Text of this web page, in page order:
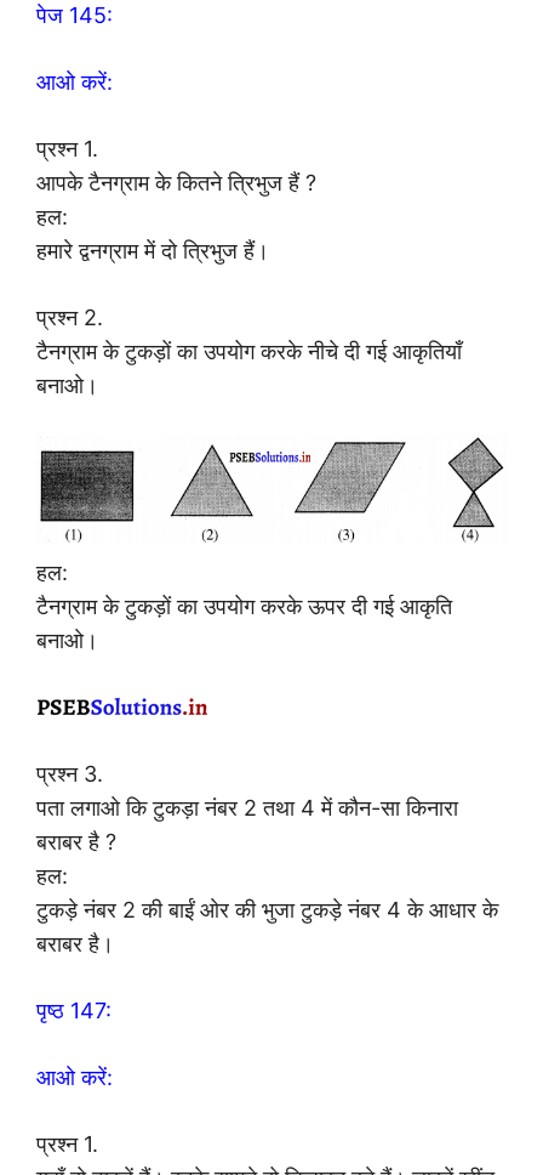
पेज 145:
आओ करें:
प्रश्न 1.
आपके टैनग्राम के कितने त्रिभुज हैं ?
हल:
हमारे द्वनग्राम में दो त्रिभुज हैं।
प्रश्न 2.
टैनग्राम के टुकड़ों का उपयोग करके नीचे दी गई आकृतियाँ
बनाओ।
हल:
टैनग्राम के टुकड़ों का उपयोग करके ऊपर दी गई आकृति
बनाओ।
प्रश्न 3.
पता लगाओ कि टुकड़ा नंबर 2 तथा 4 में कौन-सा किनारा
बराबर है ?
हल:
टुकड़े नंबर 2 की बाईं ओर की भुजा टुकड़े नंबर 4 के आधार के
बराबर है।
पृष्ठ 147:
आओ करें:
प्रश्न 1.